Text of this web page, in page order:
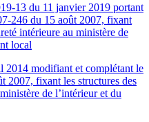
13 du 11 janvier 2019 portant
246 du 15 août 2007, fixant
intérieure au ministère de
local
2014 modifiant et complétant le
2007, fixant les structures des
de l’intérieur et du